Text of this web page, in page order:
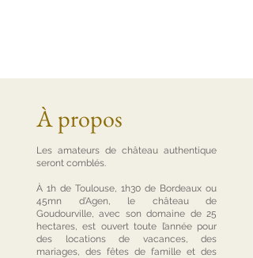
À propos
Les amateurs de château authentique
seront comblés.
À 1h de Toulouse, 1h30 de Bordeaux ou
45mn d’Agen, le château de
Goudourville, avec son domaine de 25
hectares, est ouvert toute l’année pour
des locations de vacances, des
mariages, des fêtes de famille et des